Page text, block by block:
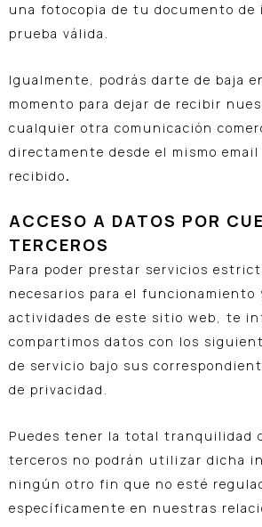
una fotocopia de tu documento de
prueba válida.
Igualmente, podrás darte de baja
momento para dejar de recibir
cualquier otra comunicación
directamente desde el mismo email
recibido.
ACCESO A DATOS POR
TERCEROS
Para poder prestar servicios
necesarios para el funcionamiento
actividades de este sitio web, te
compartimos datos con los
de servicio bajo sus
de privacidad.
Puedes tener la total tranquilidad
terceros no podrán utilizar dicha
ningún otro fin que no esté
específicamente en nuestras